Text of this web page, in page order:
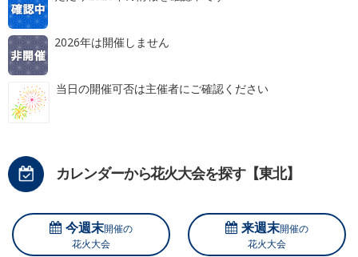
2026年は開催しません
当日の開催可否は主催者にご確認ください
カレンダーから花火大会を探す【東北】
今週末開催の
花火大会
来週末開催の
花火大会